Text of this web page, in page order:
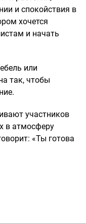
и спокойствия в
хочется
и начать
или
так, чтобы
участников
в атмосферу
«Ты готова